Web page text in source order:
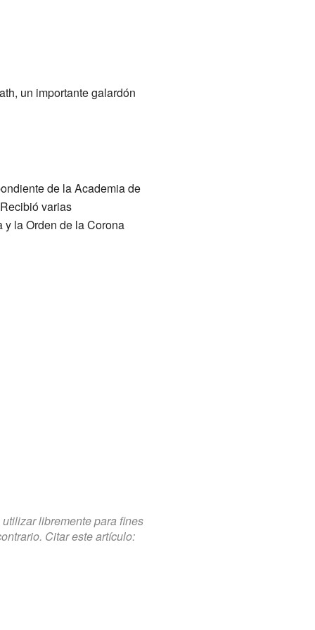
un importante galardón
de la Academia de
varias
la Orden de la Corona
libremente para fines
Citar este artículo: